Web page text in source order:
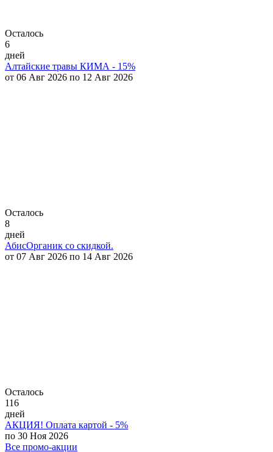
Осталось
6
дней
Алтайские травы КИМА - 15%
от 06 Авг 2026 по 12 Авг 2026
Осталось
8
дней
АбисОрганик со скидкой.
от 07 Авг 2026 по 14 Авг 2026
Осталось
116
дней
АКЦИЯ! Оплата картой - 5%
по 30 Ноя 2026
Все промо-акции